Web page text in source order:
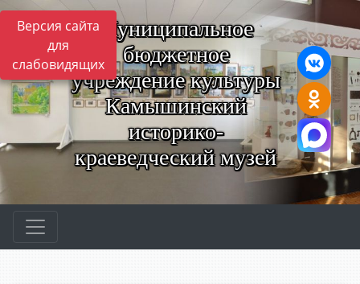
Версия сайта
для
слабовидящих
Муниципальное
бюджетное
учреждение культуры
Камышинский
историко-
краеведческий музей